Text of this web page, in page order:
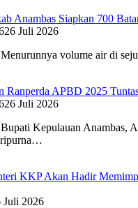
Anambas Siapkan 700
26 Juli 2026
volume air di
Ranperda APBD 2025
26 Juli 2026
Kepulauan Anambas,
KKP Akan Hadir
Juli 2026